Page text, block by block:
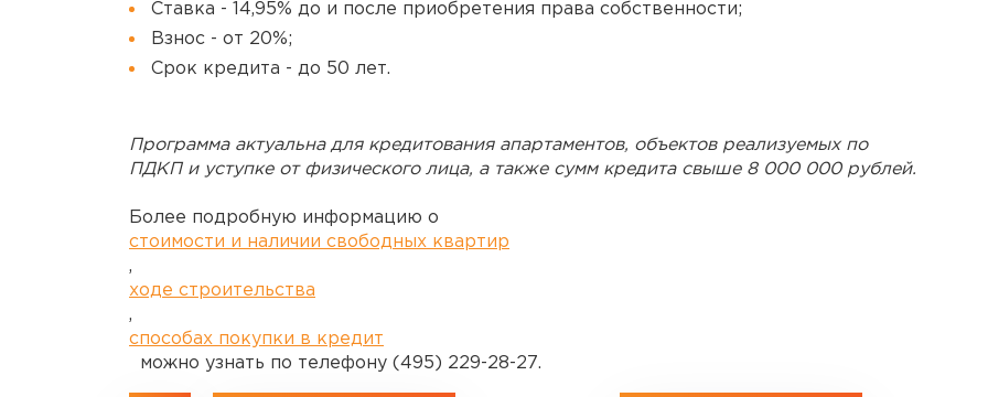
Ставка - 14,95% до и после приобретения права собственности;
Взнос - от 20%;
Срок кредита - до 50 лет.
Программа актуальна для кредитования апартаментов, объектов реализуемых по
ПДКП и уступке от физического лица, а также сумм кредита свыше 8 000 000 рублей.
Более подробную информацию о
стоимости и наличии свободных квартир
,
ходе строительства
,
способах покупки в кредит
можно узнать по телефону (495) 229-28-27.